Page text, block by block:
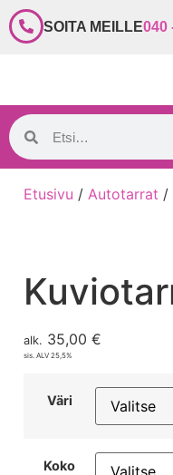
SOITA MEILLE040
Etusivu / Autotarrat /
alk. 35,00 €
sis. ALV 25,5%
Väri
Koko